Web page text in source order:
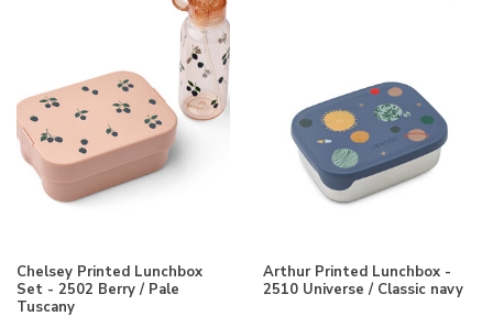
Chelsey Printed Lunchbox
Set - 2502 Berry / Pale
Tuscany
Arthur Printed Lunchbox -
2510 Universe / Classic navy